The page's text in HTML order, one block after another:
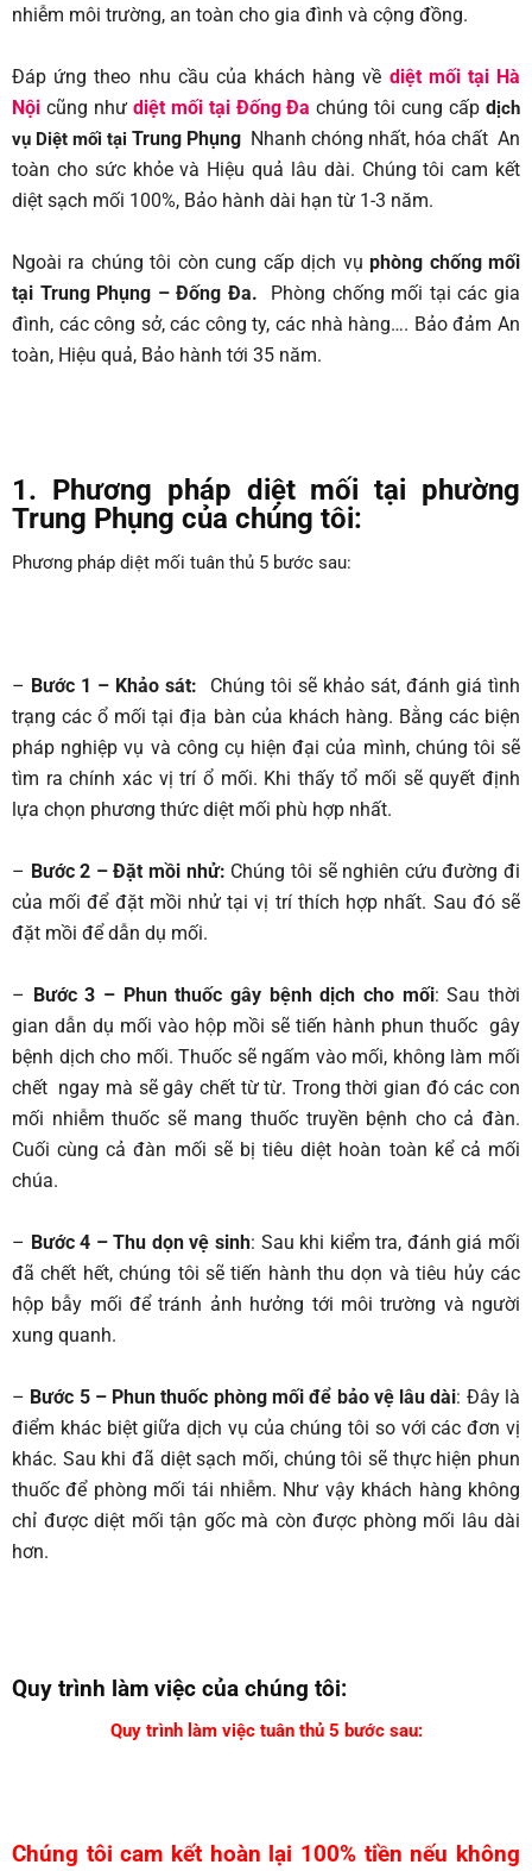
nhiễm môi trường, an toàn cho gia đình và cộng đồng.
Đáp ứng theo nhu cầu của khách hàng về diệt mối tại Hà
Nội cũng như diệt mối tại Đống Đa chúng tôi cung cấpdịch
vụ Diệt mối tại Trung Phụng Nhanh chóng nhất, hóa chất An
toàn cho sức khỏe và Hiệu quả lâu dài. Chúng tôi cam kết
diệt sạch mối 100%, Bảo hành dài hạn từ 1-3 năm.
Ngoài ra chúng tôi còn cung cấp dịch vụphòng chống mối
tại Trung Phụng – Đống Đa. Phòng chống mối tại các gia
đình, các công sở, các công ty, các nhà hàng…. Bảo đảm An
toàn, Hiệu quả, Bảo hành tới 35 năm.
1. Phương pháp diệt mối tại phường
Trung Phụng của chúng tôi:
Phương pháp diệt mối tuân thủ 5 bước sau:
– Bước 1 – Khảo sát: Chúng tôi sẽ khảo sát, đánh giá tình
trạng các ổ mối tại địa bàn của khách hàng. Bằng các biện
pháp nghiệp vụ và công cụ hiện đại của mình, chúng tôi sẽ
tìm ra chính xác vị trí ổ mối. Khi thấy tổ mối sẽ quyết định
lựa chọn phương thức diệt mối phù hợp nhất.
– Bước 2 – Đặt mồi nhử: Chúng tôi sẽ nghiên cứu đường đi
của mối để đặt mồi nhử tại vị trí thích hợp nhất. Sau đó sẽ
đặt mồi để dẫn dụ mối.
– Bước 3 – Phun thuốc gây bệnh dịch cho mối: Sau thời
gian dẫn dụ mối vào hộp mồi sẽ tiến hành phun thuốc gây
bệnh dịch cho mối. Thuốc sẽ ngấm vào mối, không làm mối
chết ngay mà sẽ gây chết từ từ. Trong thời gian đó các con
mối nhiễm thuốc sẽ mang thuốc truyền bệnh cho cả đàn.
Cuối cùng cả đàn mối sẽ bị tiêu diệt hoàn toàn kể cả mối
chúa.
– Bước 4 – Thu dọn vệ sinh: Sau khi kiểm tra, đánh giá mối
đã chết hết, chúng tôi sẽ tiến hành thu dọn và tiêu hủy các
hộp bẫy mối để tránh ảnh hưởng tới môi trường và người
xung quanh.
– Bước 5 – Phun thuốc phòng mối để bảo vệ lâu dài: Đây là
điểm khác biệt giữa dịch vụ của chúng tôi so với các đơn vị
khác. Sau khi đã diệt sạch mối, chúng tôi sẽ thực hiện phun
thuốc để phòng mối tái nhiễm. Như vậy khách hàng không
chỉ được diệt mối tận gốc mà còn được phòng mối lâu dài
hơn.
Quy trình làm việc của chúng tôi:
Quy trình làm việc tuân thủ 5 bước sau:
Chúng tôi cam kết hoàn lại 100% tiền nếu không